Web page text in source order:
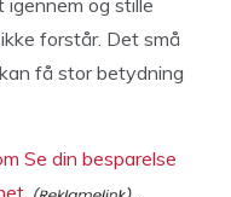
forstår. Det små
få stor betydning
Se din besparelse